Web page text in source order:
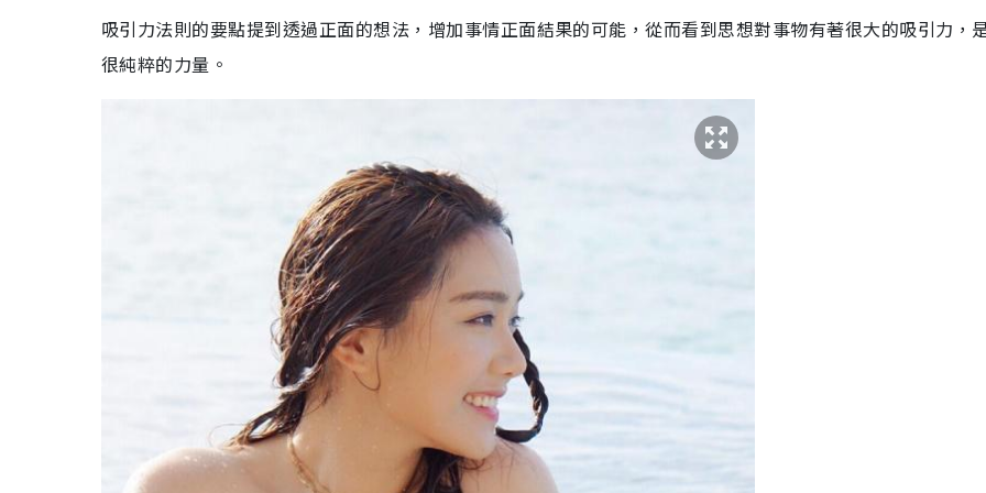
吸引力法則的要點提到透過正面的想法，增加事情正面結果的可能，從而看到思想對事物有著很大的吸引力，
很純粹的力量。